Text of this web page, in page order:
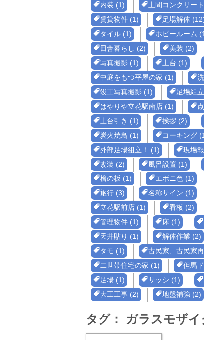
内装 (1)
土間コンクリー
賃貸物件 (1)
足場解体 (12)
タイル (1)
ホビールーム
田舎暮らし (2)
美装 (2)
写真撮影 (1)
土台 (1)
中庭をもつ平屋の家 (1)
竣工写真撮影 (1)
足場組
はやりや立花駅南店 (1)
土台引き (1)
挨拶 (2)
炭火焼鳥 (1)
コーキング
外部足場組立！ (1)
現場
改装 (2)
風呂設置 (1)
檜の板 (1)
エボニ色 (1)
旅行 (3)
名称サイン (1)
立花駅前店 (1)
看板 (2)
管理物件 (1)
床 (1)
天井貼り (1)
解体作業 (2)
タモ (1)
古民家、古民家
二世帯住宅の家 (1)
但馬
足場 (1)
サッシ (1)
大工工事 (2)
地盤補強 (2)
タグ： ガラスモザ